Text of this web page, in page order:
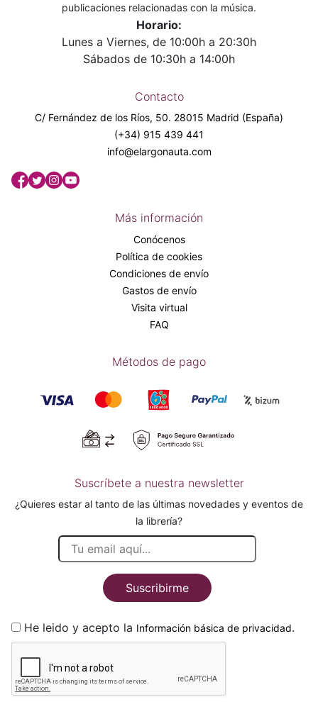
publicaciones relacionadas con la música.
Horario:
Lunes a Viernes, de 10:00h a 20:30h
Sábados de 10:30h a 14:00h
Contacto
C/ Fernández de los Ríos, 50. 28015 Madrid (España)
(+34) 915 439 441
info@elargonauta.com
Más información
Conócenos
Política de cookies
Condiciones de envío
Gastos de envío
Visita virtual
FAQ
Métodos de pago
Suscríbete a nuestra newsletter
¿Quieres estar al tanto de las últimas novedades y eventos de
la librería?
Suscribirme
He leido y acepto la Información básica de privacidad.